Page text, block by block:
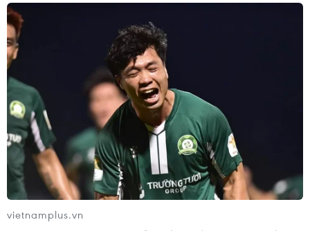
phát triển kinh tế, an sinh xã hội tại Thanh Hóa trong
năm 2025.
vietnamplus.vn